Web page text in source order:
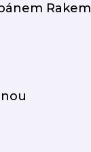
Rakem